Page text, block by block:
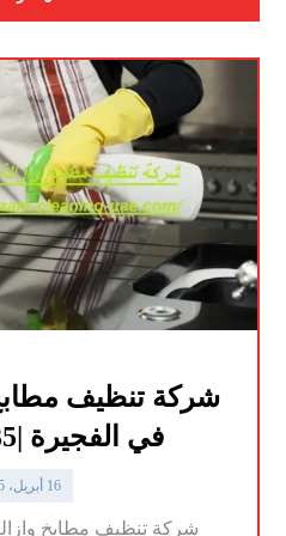
شركة تنظيف
في الفجيرة |0528935235
16 أبريل، 2025
شركة تنظيف مطابخ